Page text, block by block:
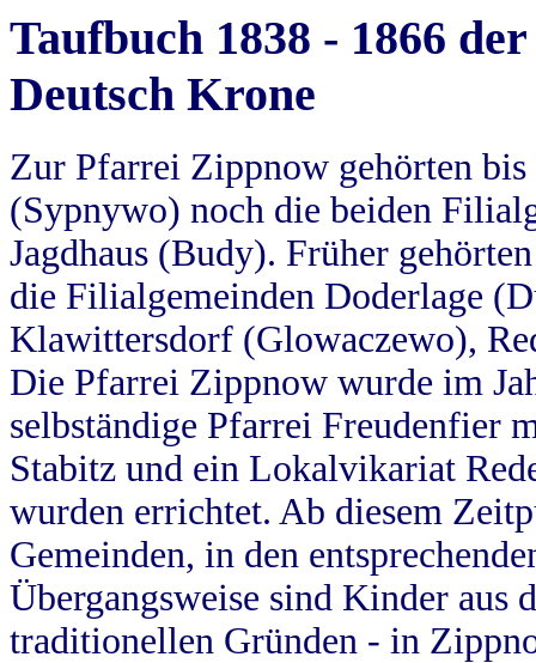
Taufbuch 1838 - 1866
Deutsch Krone
Zur Pfarrei Zippnow gehörten
(Sypnywo) noch die beiden
Jagdhaus (Budy). Früher
die Filialgemeinden Doderlage
Klawittersdorf (Glowaczewo),
Die Pfarrei Zippnow wurde im
selbständige Pfarrei Freudenfier
Stabitz und ein Lokalvikariat
wurden errichtet. Ab diesem
Gemeinden, in den
Übergangsweise sind Kinder aus
traditionellen Gründen - in